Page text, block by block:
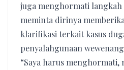
juga menghormati langkah
meminta dirinya
klarifikasi terkait kasus
penyalahgunaan
“Saya harus menghormati,